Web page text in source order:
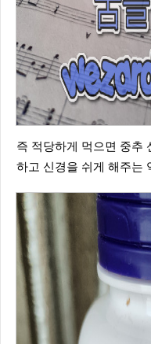
즉 적당하게 먹으면 중추 신경 시스템에서 신경 긴장을 완화
하고 신경을 쉬게 해주는